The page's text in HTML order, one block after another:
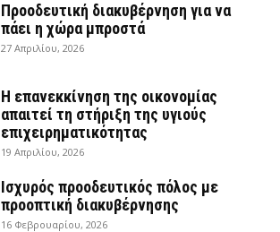
Προοδευτική διακυβέρνηση για να
πάει η χώρα μπροστά
27 Απριλίου, 2026
Η επανεκκίνηση της οικονομίας
απαιτεί τη στήριξη της υγιούς
επιχειρηματικότητας
19 Απριλίου, 2026
Ισχυρός προοδευτικός πόλος με
προοπτική διακυβέρνησης
16 Φεβρουαρίου, 2026